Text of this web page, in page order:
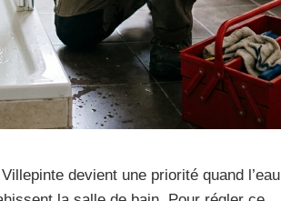
devient une priorité quand l’eau